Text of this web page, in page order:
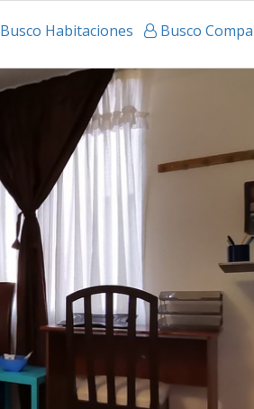
Busco Habitaciones Busco